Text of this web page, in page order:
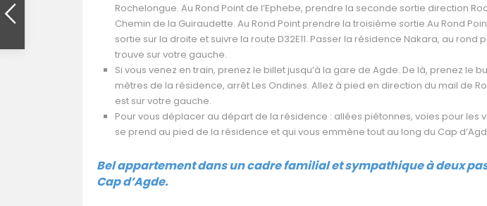
Rochelongue. Au Rond Point de l’Ephebe, prendre la seconde sortie direction
Chemin de la Guiraudette. Au Rond Point prendre la troisième sortie.Au Rond
sortie sur la droite et suivre la route D32E11. Passer la résidence Nakara, au
trouve sur votre gauche.
Si vous venez en train, prenez le billet jusqu’à la gare de Agde. De là, prenez le
mètres de la résidence, arrêt Les Ondines. Allez à pied en direction du mail de
est sur votre gauche.
Pour vous déplacer au départ de la résidence : allées piétonnes, voies pour les
se prend au pied de la résidence et qui vous emmène tout au long du Cap
Bel appartement dans un cadrefamilialet sympathique à deux
Cap d’Agde.